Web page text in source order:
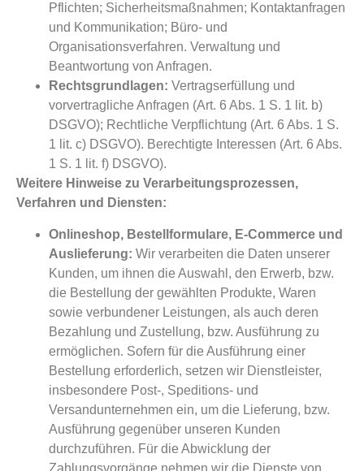
Pflichten; Sicherheitsmaßnahmen; Kontaktanfragen
und Kommunikation; Büro- und
Organisationsverfahren. Verwaltung und
Beantwortung von Anfragen.
Rechtsgrundlagen: Vertragserfüllung und
vorvertragliche Anfragen (Art. 6 Abs. 1 S. 1 lit. b)
DSGVO); Rechtliche Verpflichtung (Art. 6 Abs. 1 S.
1 lit. c) DSGVO). Berechtigte Interessen (Art. 6 Abs.
1 S. 1 lit. f) DSGVO).
Weitere Hinweise zu Verarbeitungsprozessen,
Verfahren und Diensten:
Onlineshop, Bestellformulare, E-Commerce und
Auslieferung: Wir verarbeiten die Daten unserer
Kunden, um ihnen die Auswahl, den Erwerb, bzw.
die Bestellung der gewählten Produkte, Waren
sowie verbundener Leistungen, als auch deren
Bezahlung und Zustellung, bzw. Ausführung zu
ermöglichen. Sofern für die Ausführung einer
Bestellung erforderlich, setzen wir Dienstleister,
insbesondere Post-, Speditions- und
Versandunternehmen ein, um die Lieferung, bzw.
Ausführung gegenüber unseren Kunden
durchzuführen. Für die Abwicklung der
Zahlungsvorgänge nehmen wir die Dienste von